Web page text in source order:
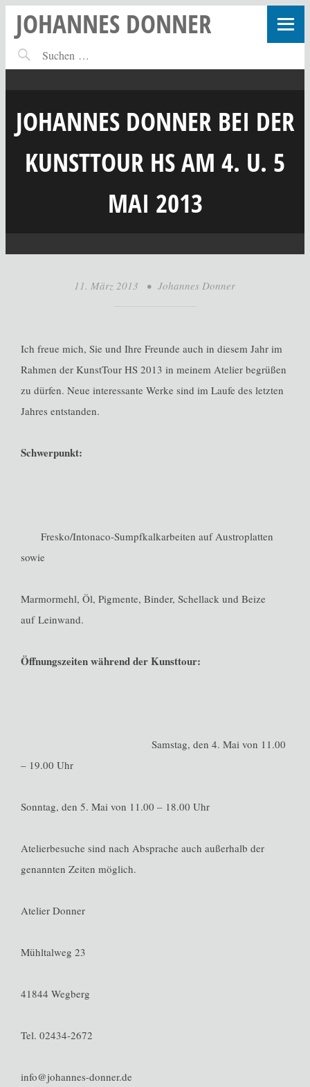
JOHANNES DONNER
JOHANNES DONNER BEI DER
KUNSTTOUR HS AM 4. U. 5
MAI 2013
11. März 2013 • Johannes Donner
Ich freue mich, Sie und Ihre Freunde auch in diesem Jahr im
Rahmen der KunstTour HS 2013 in meinem Atelier begrüßen
zu dürfen. Neue interessante Werke sind im Laufe des letzten
Jahres entstanden.
Schwerpunkt:
Fresko/Intonaco-Sumpfkalkarbeiten auf Austroplatten
sowie
Marmormehl, Öl, Pigmente, Binder, Schellack und Beize
auf Leinwand.
Öffnungszeiten während der Kunsttour:
Samstag, den 4. Mai von 11.00
– 19.00 Uhr
Sonntag, den 5. Mai von 11.00 – 18.00 Uhr
Atelierbesuche sind nach Absprache auch außerhalb der
genannten Zeiten möglich.
Atelier Donner
Mühltalweg 23
41844 Wegberg
Tel. 02434-2672
info@johannes-donner.de